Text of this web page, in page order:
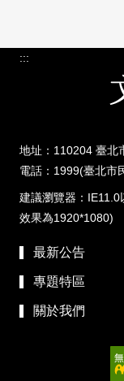
:::
地址：110204 臺北
電話：1999(臺北市
建議瀏覽器：
效果為1920*1080)
最新公告
專題特區
關於我們